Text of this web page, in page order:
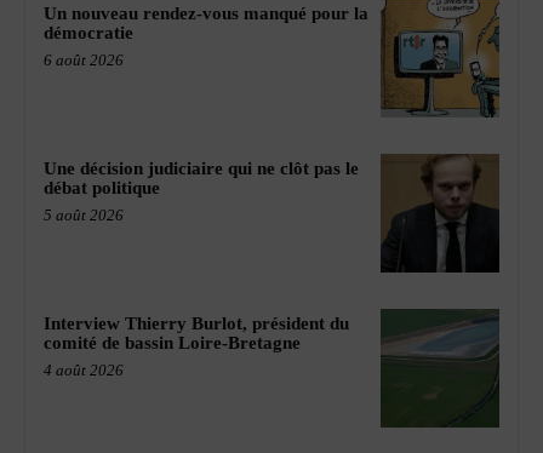
Un nouveau rendez-vous manqué pour la
démocratie
6 août 2026
Une décision judiciaire qui ne clôt pas le
débat politique
5 août 2026
Interview Thierry Burlot, président du
comité de bassin Loire-Bretagne
4 août 2026